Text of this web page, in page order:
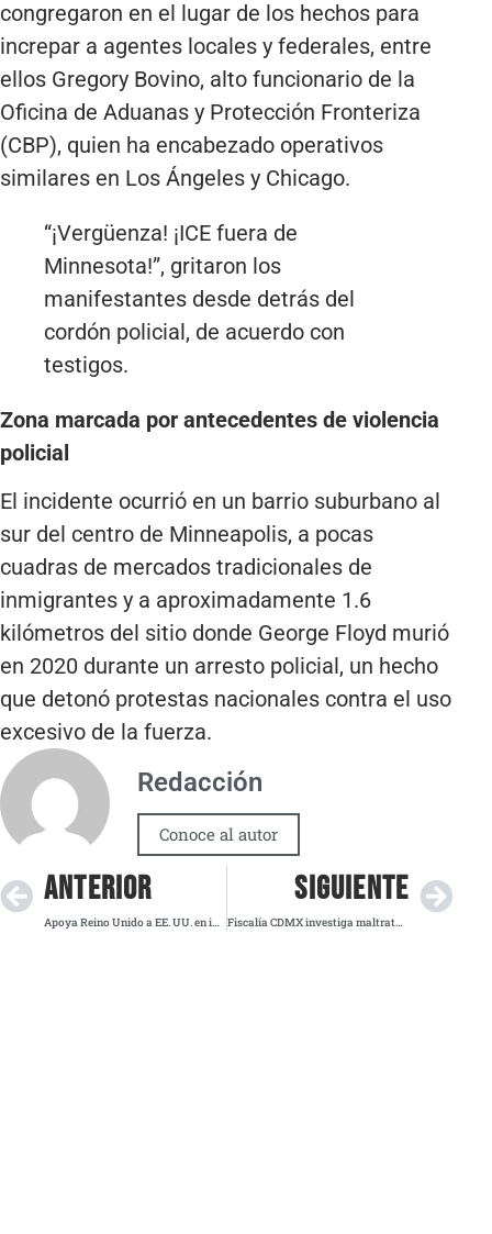
congregaron en el lugar de los hechos para
increpar a agentes locales y federales, entre
ellos Gregory Bovino, alto funcionario de la
Oficina de Aduanas y Protección Fronteriza
(CBP), quien ha encabezado operativos
similares en Los Ángeles y Chicago.
“¡Vergüenza! ¡ICE fuera de
Minnesota!”, gritaron los
manifestantes desde detrás del
cordón policial, de acuerdo con
testigos.
Zona marcada por antecedentes de violencia
policial
El incidente ocurrió en un barrio suburbano al
sur del centro de Minneapolis, a pocas
cuadras de mercados tradicionales de
inmigrantes y a aproximadamente 1.6
kilómetros del sitio donde George Floyd murió
en 2020 durante un arresto policial, un hecho
que detonó protestas nacionales contra el uso
excesivo de la fuerza.
Redacción
Conoce al autor
ANTERIOR
Apoya Reino Unido a EE. UU. en incautación de petrolero ruso vinculado a Venezuela
SIGUIENTE
Fiscalía CDMX investiga maltrato animal en Refugio Franciscano y rescata a 936 ejemplares